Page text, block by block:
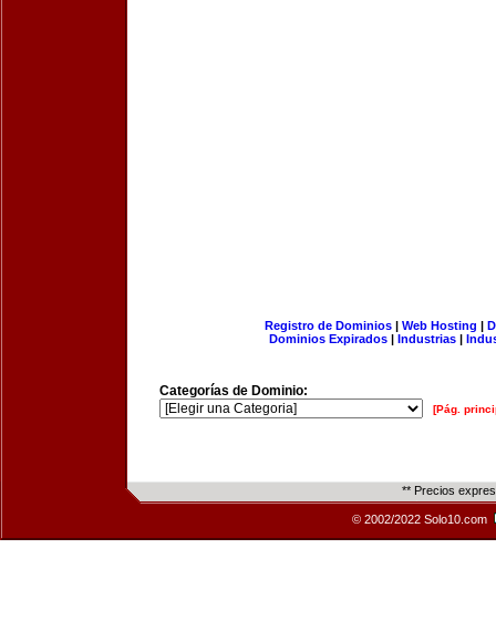
Registro de Dominios| Web Hosting |
Dominios Expirados | Industrias |
Categorías de Dominio:
[Pág.
** Precios
© 2002/2022 Solo10.com